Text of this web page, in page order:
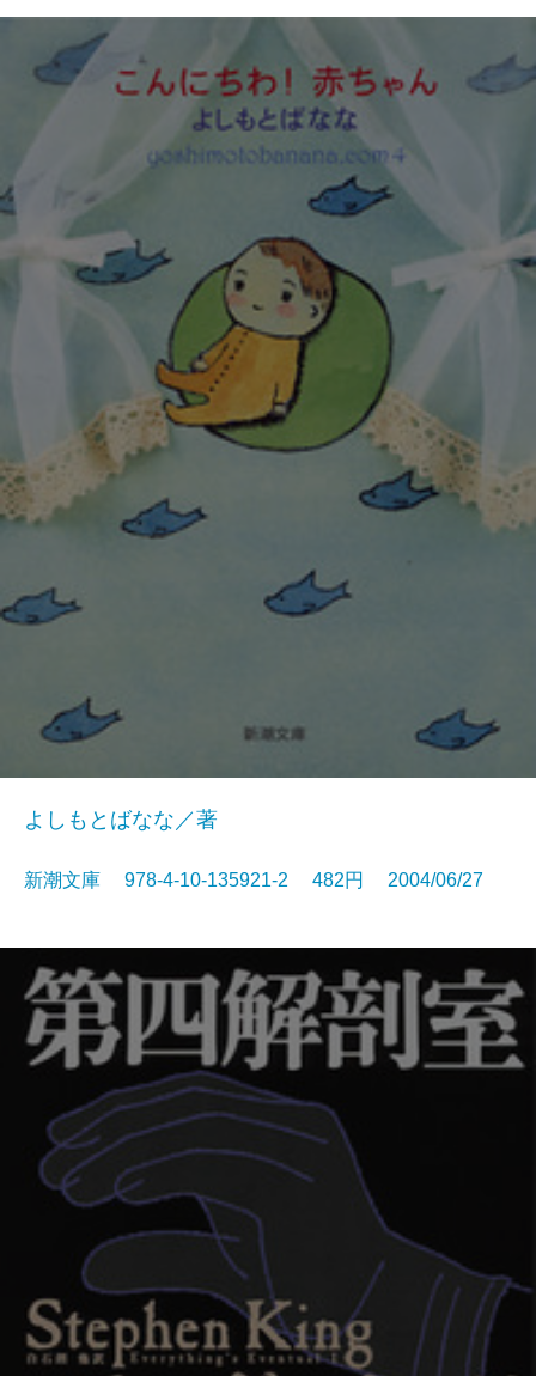
よしもとばなな／著
新潮文庫 978-4-10-135921-2 482円 2004/06/27